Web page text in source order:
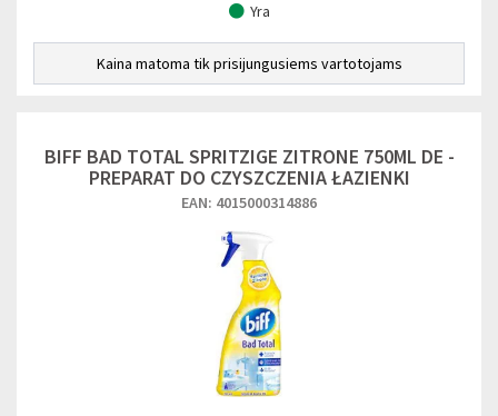
Yra
Kaina matoma tik prisijungusiems vartotojams
BIFF BAD TOTAL SPRITZIGE ZITRONE 750ML DE -
PREPARAT DO CZYSZCZENIA ŁAZIENKI
EAN: 4015000314886